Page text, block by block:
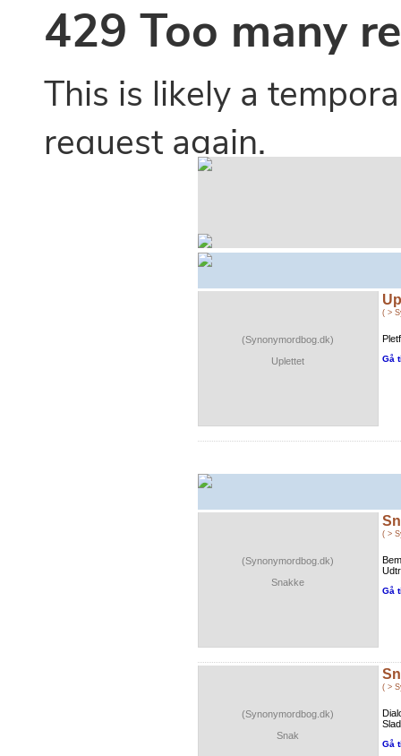
(Synonymordbog.dk)
Uplettet
( >
Gå
(Synonymordbog.dk)
Snakke
( >
Gå
(Synonymordbog.dk)
Snak
( >
Gå